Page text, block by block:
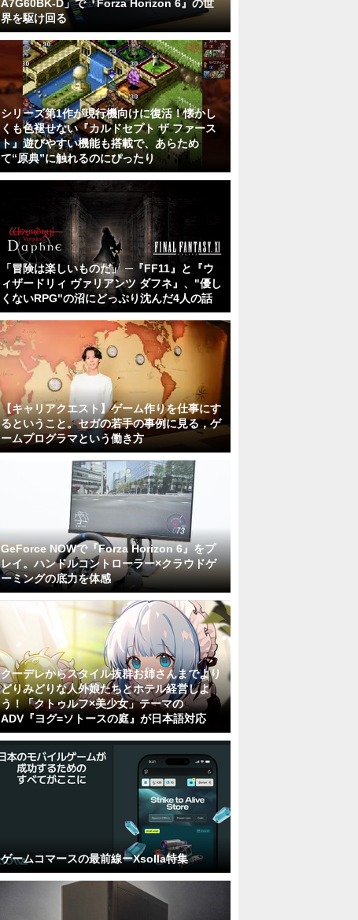
A7G60BK-D」で『Forza Horizon 6』の世
界を駆け回る
シリーズ第1作が現行機向けに復活！懐かし
くも色褪せない『カルドセプト ザ ファース
ト』遊びやすい機能も搭載で、あらため
て“原典”に触れるのにぴったり
「冒険は楽しいものだ」 ─『FF11』と『ウ
ィザードリィ ヴァリアンツ ダフネ』、"優し
くないRPG"の沼にどっぷり沈んだ4人の話
【キャリアクエスト】ゲーム作りを仕事にす
るということ。セガの若手の事例に見る，ゲ
ームプログラマという働き方
GeForce NOWで『Forza Horizon 6』をプ
レイ。ハンドルコントローラー×クラウドゲ
ーミングの底力を体感
クーデレからスタイル抜群お姉さんまでより
どりみどりな人外娘たちとホテル経営しよ
う！「クトゥルフ×美少女」テーマの
ADV『ヨグ=ソトースの庭』が日本語対応
ゲームコマースの最前線ーXsolla特集